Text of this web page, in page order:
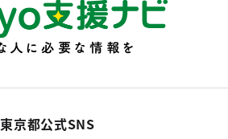
東京都公式SNS